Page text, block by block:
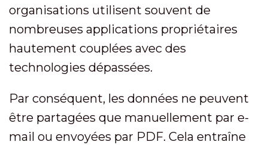
organisations utilisent souvent de
nombreuses applications propriétaires
hautement couplées avec des
technologies dépassées.
Par conséquent, les données ne peuvent
être partagées que manuellement par e-
mail ou envoyées par PDF. Cela entraîne